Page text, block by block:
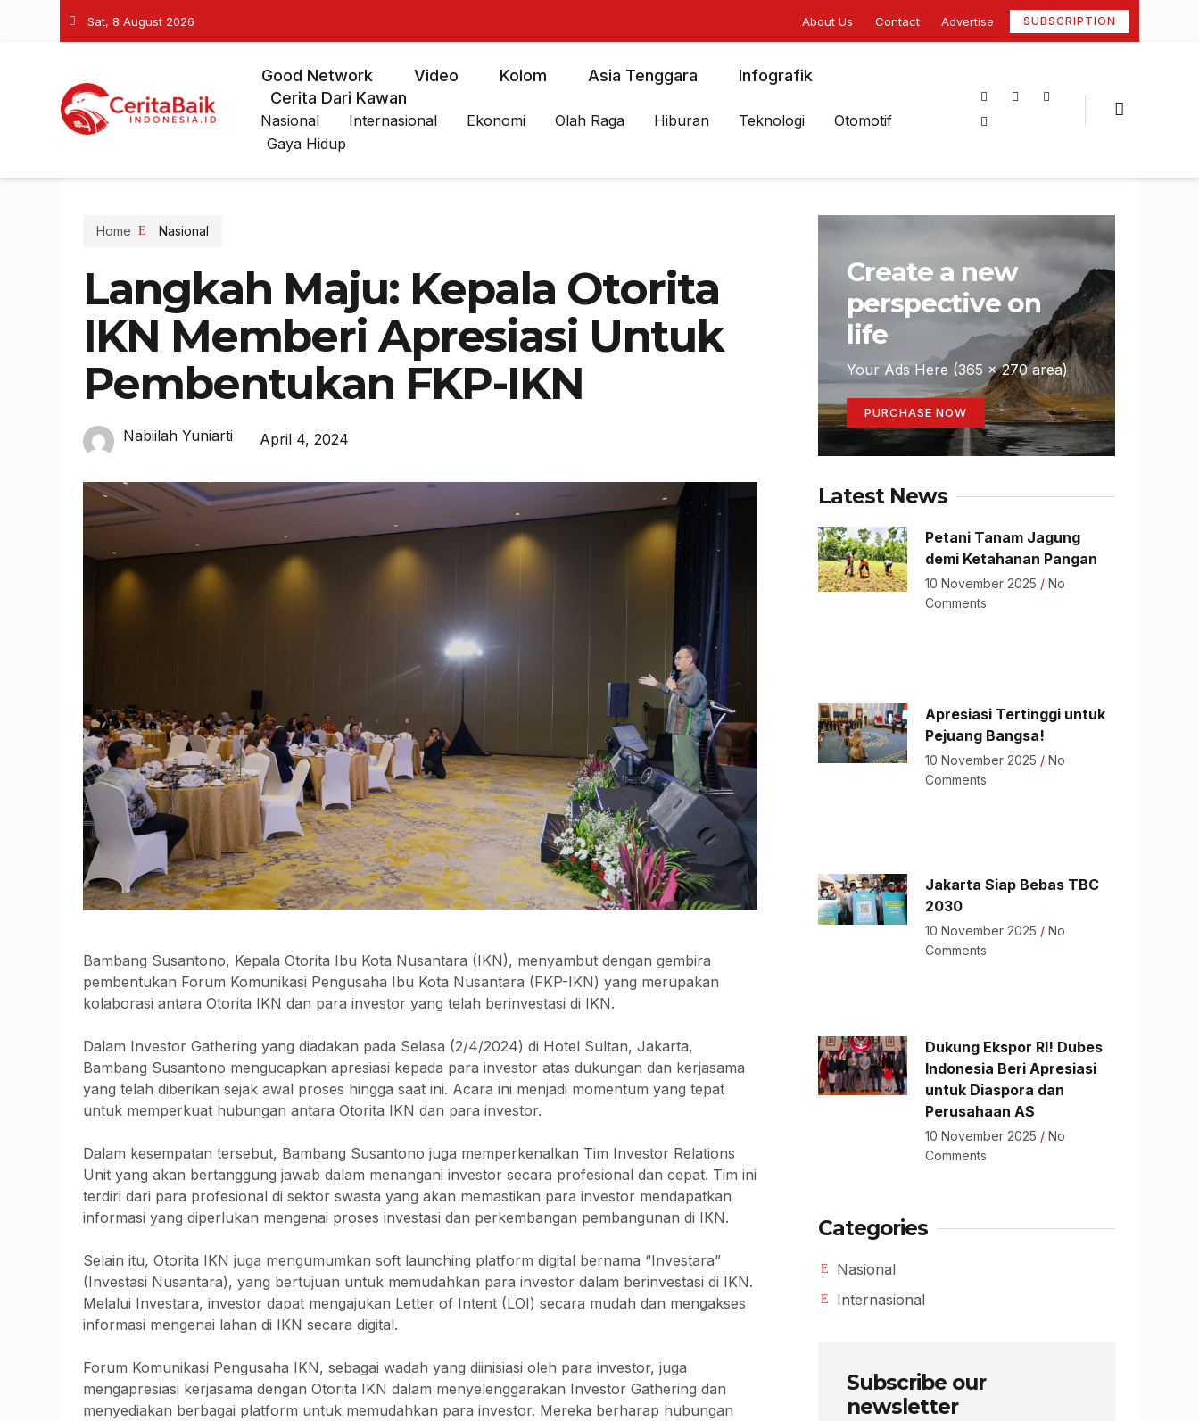
Sat, 8 August 2026 About Us Contact Advertise SUBSCRIPTION
Good Network Video Kolom Asia Tenggara
Infografik
Cerita Dari Kawan
Nasional Internasional Ekonomi Olah Raga Hiburan Teknologi
Otomotif
Gaya Hidup
Home Nasional
Langkah Maju: Kepala Otorita
IKN Memberi Apresiasi Untuk
Pembentukan FKP-IKN
Nabiilah Yuniarti April 4, 2024
Bambang Susantono, Kepala Otorita Ibu Kota Nusantara (IKN), menyambut dengan gembira
pembentukan Forum Komunikasi Pengusaha Ibu Kota Nusantara (FKP-IKN) yang merupakan
kolaborasi antara Otorita IKN dan para investor yang telah berinvestasi di IKN.
Dalam Investor Gathering yang diadakan pada Selasa (2/4/2024) di Hotel Sultan, Jakarta,
Bambang Susantono mengucapkan apresiasi kepada para investor atas dukungan dan kerjasama
yang telah diberikan sejak awal proses hingga saat ini. Acara ini menjadi momentum yang tepat
untuk memperkuat hubungan antara Otorita IKN dan para investor.
Dalam kesempatan tersebut, Bambang Susantono juga memperkenalkan Tim Investor Relations
Unit yang akan bertanggung jawab dalam menangani investor secara profesional dan cepat. Tim ini
terdiri dari para profesional di sektor swasta yang akan memastikan para investor mendapatkan
informasi yang diperlukan mengenai proses investasi dan perkembangan pembangunan di IKN.
Selain itu, Otorita IKN juga mengumumkan soft launching platform digital bernama “Investara”
(Investasi Nusantara), yang bertujuan untuk memudahkan para investor dalam berinvestasi di IKN.
Melalui Investara, investor dapat mengajukan Letter of Intent (LOI) secara mudah dan mengakses
informasi mengenai lahan di IKN secara digital.
Forum Komunikasi Pengusaha IKN, sebagai wadah yang diinisiasi oleh para investor, juga
mengapresiasi kerjasama dengan Otorita IKN dalam menyelenggarakan Investor Gathering dan
menyediakan berbagai platform untuk memudahkan para investor. Mereka berharap hubungan
Create a new
perspective on
life
Your Ads Here (365 x 270 area)
PURCHASE NOW
Latest News
Petani Tanam Jagung
demi Ketahanan Pangan
10 November 2025
No
Comments
Apresiasi Tertinggi untuk
Pejuang Bangsa!
10 November 2025
No
Comments
Jakarta Siap Bebas TBC
2030
10 November 2025
No
Comments
Dukung Ekspor RI! Dubes
Indonesia Beri Apresiasi
untuk Diaspora dan
Perusahaan AS
10 November 2025
No
Comments
Categories
Nasional
Internasional
Subscribe our
newsletter